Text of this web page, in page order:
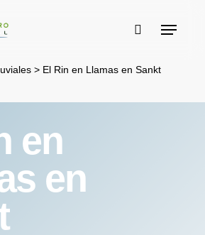
buscar
Menu
> El Rin en Llamas en Sankt
en
en